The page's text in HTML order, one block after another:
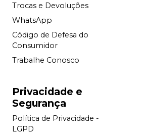
Trocas e Devoluções
WhatsApp
Código de Defesa do
Consumidor
Trabalhe Conosco
Privacidade e
Segurança
Política de Privacidade -
LGPD